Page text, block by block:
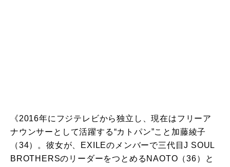
《2016年にフジテレビから独立し、現在はフリーア
ナウンサーとして活躍する“カトパン”こと加藤綾子
（34）。彼女が、EXILEのメンバーで三代目J SOUL
BROTHERSのリーダーをつとめるNAOTO（36）と